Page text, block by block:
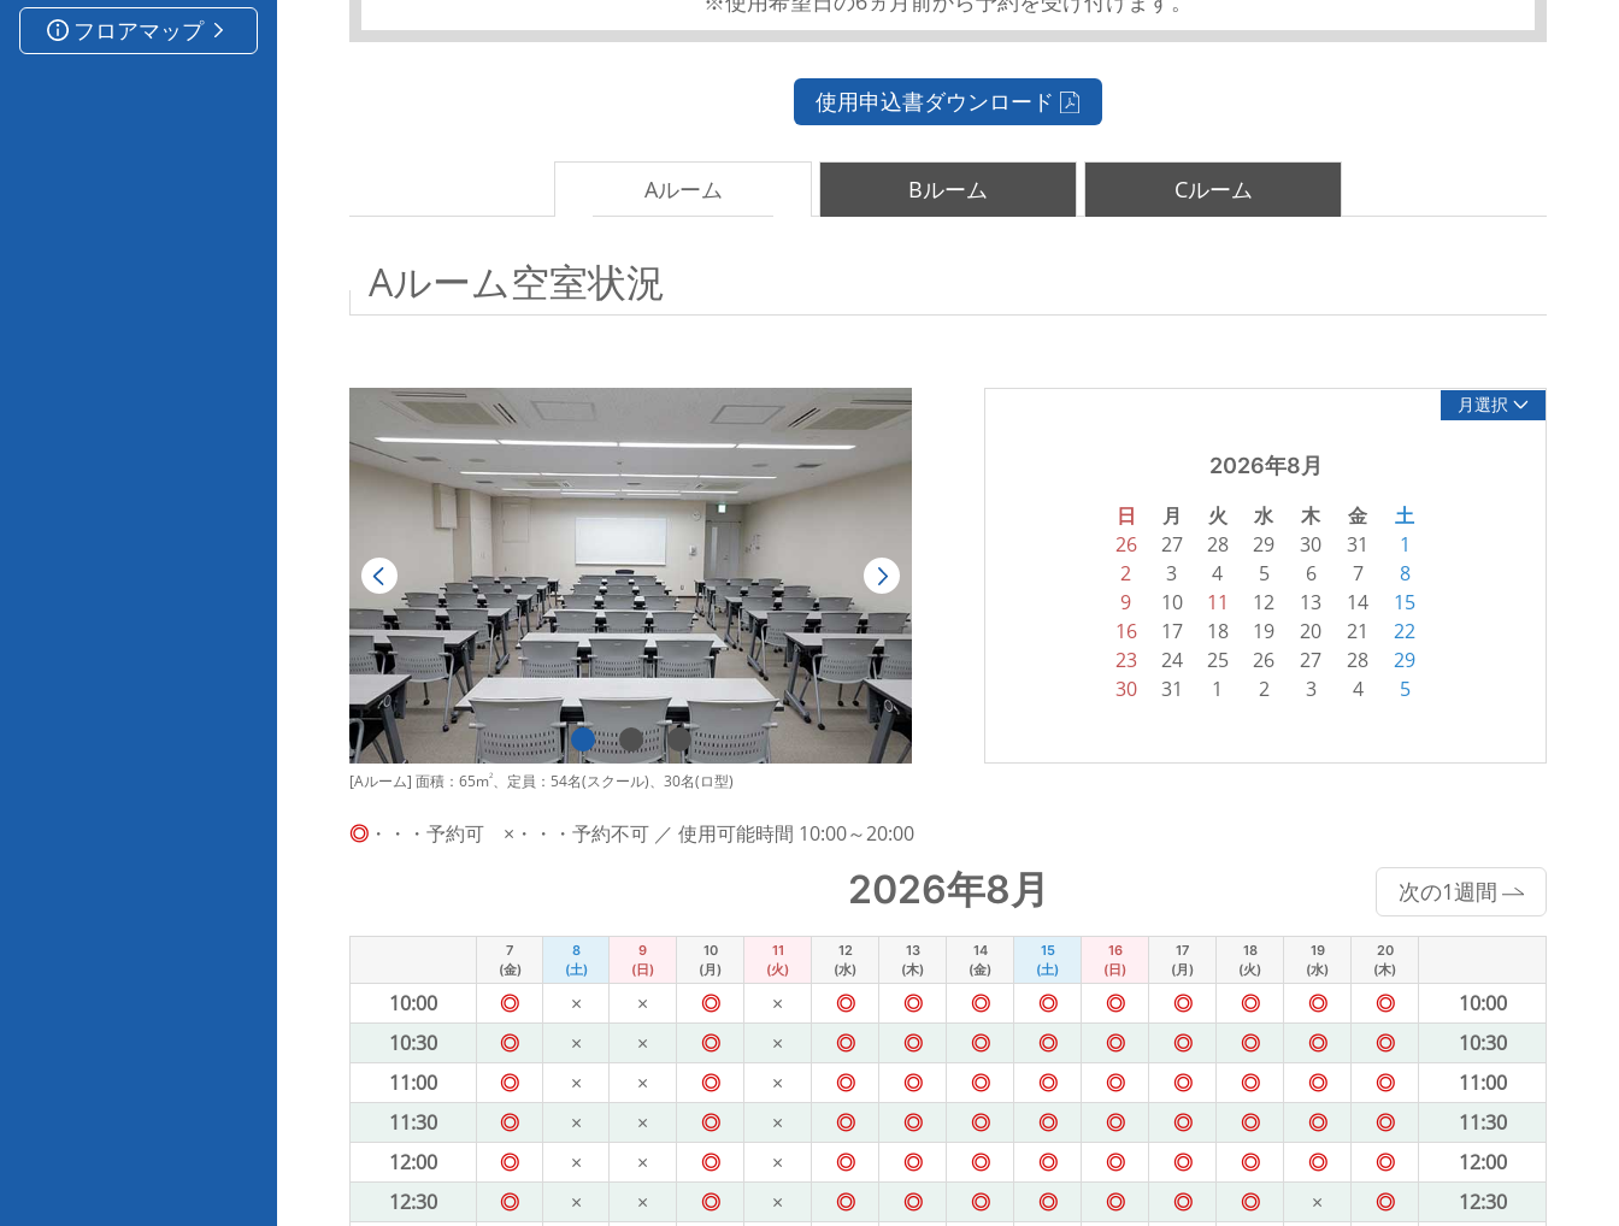
フロアマップ
使用申込書ダウンロード
Aルーム Bルーム Cルーム
Aルーム空室状況
[Aルーム] 面積：65m2、定員：54名(スクール)、30名(ロ型)
月選択
2026年8月
日 月 火 水 木 金 土
26 27 28 29 30 31
1
2
3 4 5 6 7
8
9
10 11 12 13 14
15
16
17 18 19 20 21
22
23
24 25 26 27 28
29
30
31 1 2 3 4 5
◎ ・・・予約可 ×・・・予約不可 ／ 使用可能時間 10:00～20:00
2026年8月 次の1週間
7
(金)
8
(土)
9
(日)
10
(月)
11
(火)
12
(水)
13
(木)
14
(金)
15
(土)
16
(日)
17
(月)
18
(火)
19
(水)
20
(木)
10:00 ◎ × × ◎ × ◎ ◎ ◎ ◎ ◎ ◎ ◎ ◎ ◎
10:00
10:30
◎ × × ◎ × ◎ ◎ ◎ ◎ ◎ ◎ ◎ ◎ ◎
10:30
11:00
◎ × × ◎ × ◎ ◎ ◎ ◎ ◎ ◎ ◎ ◎ ◎
11:00
11:30
◎ × × ◎ × ◎ ◎ ◎ ◎ ◎ ◎ ◎ ◎ ◎
11:30
12:00
◎ × × ◎ × ◎ ◎ ◎ ◎ ◎ ◎ ◎ ◎ ◎
12:00
12:30
◎ × × ◎ × ◎ ◎ ◎ ◎ ◎ ◎ ◎ × ◎
12:30